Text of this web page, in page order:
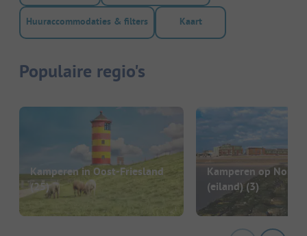
Huuraccommodaties & filters Kaart
Populaire regio's
Kamperen in Oost-Friesland
(25)
Kamperen op
(eiland) (3)